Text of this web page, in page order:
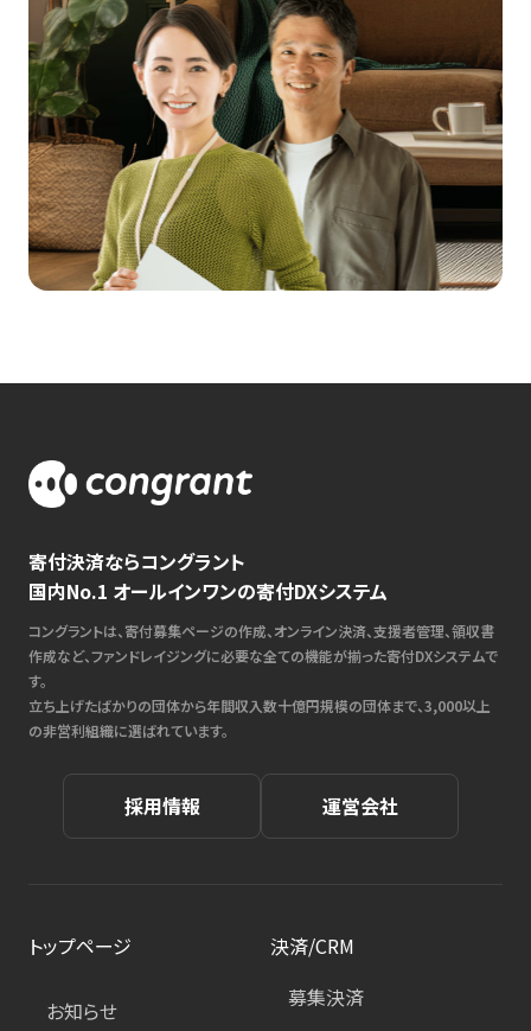
寄付決済ならコングラント
国内No.1 オールインワンの寄付DXシステム
コングラントは、寄付募集ページの作成、オンライン決済、支援者管理、領収書
作成など、ファンドレイジングに必要な全ての機能が揃った寄付DXシステムで
す。
立ち上げたばかりの団体から年間収入数十億円規模の団体まで、3,000以上
の非営利組織に選ばれています。
採用情報 運営会社
トップページ
お知らせ
決済/CRM
募集決済